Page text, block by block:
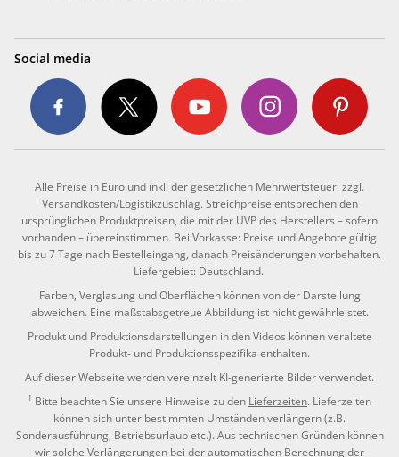
Social media
Alle Preise in Euro und inkl. der gesetzlichen Mehrwertsteuer, zzgl.
Versandkosten/Logistikzuschlag. Streichpreise entsprechen den
ursprünglichen Produktpreisen, die mit der UVP des Herstellers – sofern
vorhanden – übereinstimmen. Bei Vorkasse: Preise und Angebote gültig
bis zu 7 Tage nach Bestelleingang, danach Preisänderungen vorbehalten.
Liefergebiet: Deutschland.
Farben, Verglasung und Oberflächen können von der Darstellung
abweichen. Eine maßstabsgetreue Abbildung ist nicht gewährleistet.
Produkt und Produktionsdarstellungen in den Videos können veraltete
Produkt- und Produktionsspezifika enthalten.
Auf dieser Webseite werden vereinzelt KI-generierte Bilder verwendet.
1 Bitte beachten Sie unsere Hinweise zu den Lieferzeiten. Lieferzeiten
können sich unter bestimmten Umständen verlängern (z.B.
Sonderausführung, Betriebsurlaub etc.). Aus technischen Gründen können
wir solche Verlängerungen bei der automatischen Berechnung der